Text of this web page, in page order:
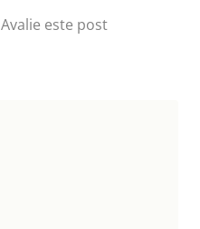
Avalie este post